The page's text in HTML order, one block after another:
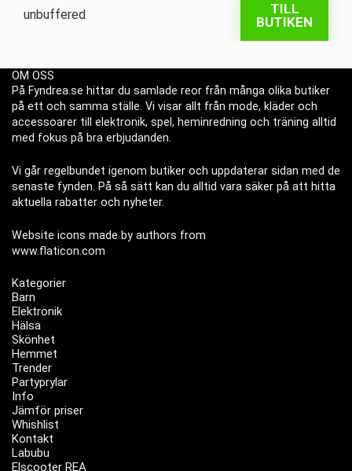
TILL
BUTIKEN
OM OSS
På Fyndrea.se hittar du samlade reor från många olika butiker
på ett och samma ställe. Vi visar allt från mode, kläder och
accessoarer till elektronik, spel, heminredning och träning alltid
med fokus på bra erbjudanden.
Vi går regelbundet igenom butiker och uppdaterar sidan med de
senaste fynden. På så sätt kan du alltid vara säker på att hitta
aktuella rabatter och nyheter.
Website icons made by authors from
www.flaticon.com
Kategorier
Barn
Elektronik
Hälsa
Skönhet
Hemmet
Trender
Partyprylar
Info
Jämför priser
Whishlist
Kontakt
Labubu
Elscooter REA